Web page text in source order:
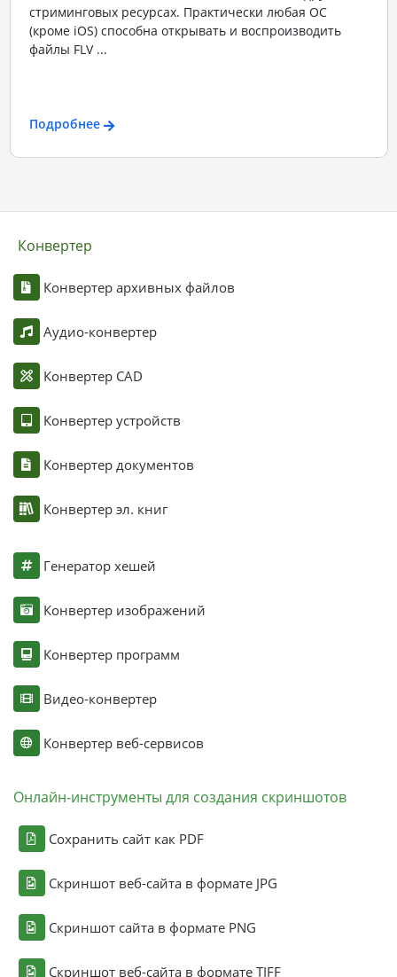
стриминговых ресурсах. Практически любая ОС
(кроме iOS) способна открывать и воспроизводить
файлы FLV ...
Подробнее
Конвертер
Конвертер архивных файлов
Аудио-конвертер
Конвертер CAD
Конвертер устройств
Конвертер документов
Конвертер эл. книг
Генератор хешей
Конвертер изображений
Конвертер программ
Видео-конвертер
Конвертер веб-сервисов
Онлайн-инструменты для создания скриншотов
Сохранить сайт как PDF
Скриншот веб-сайта в формате JPG
Скриншот сайта в формате PNG
Скриншот веб-сайта в формате TIFF